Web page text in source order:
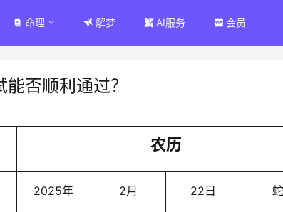
命理 解梦 AI服务 会员
否顺利通过？
农历
2025年 2月 22日 蛇